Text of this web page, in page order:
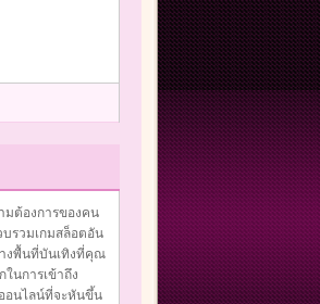
มต้องการของคน
รวมเกมสล็อตอัน
างพื้นที่บันเทิงที่คุณ
นการเข้าถึง
อนไลน์ที่จะหันขึ้น